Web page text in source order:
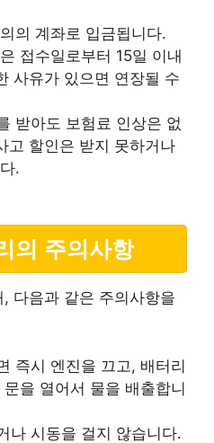
의 계좌로 입금됩니다.
접수일로부터 15일 이내
사유가 있으면 연장될 수
받아도 보험료 인상은 없
고 할인은 받지 못하거나
.
의 주의사항
다음과 같은 주의사항을
즉시 엔진을 끄고, 배터리
을 열어서 물을 배출합니
나 시동을 걸지 않습니다.